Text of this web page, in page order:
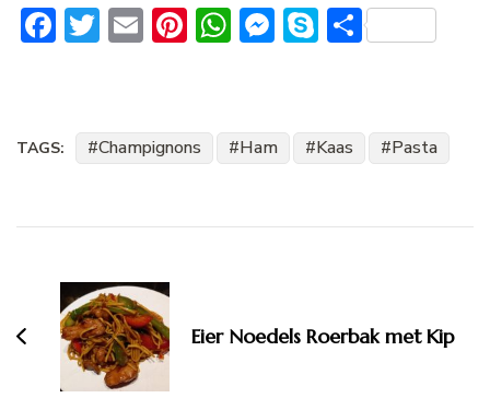
Facebook
Twitter
EmailPinterest
WhatsApp
Messenger
Skype
Delen
TAGS: Champignons Ham Kaas Pasta
navigatie
Eier Noedels Roerbak met Kip